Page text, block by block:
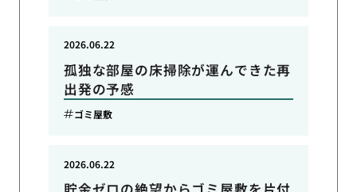
孤独な部屋の床掃除が運んできた再
出発の予感
2026.06.22
ゴミ屋敷
2026.06.22